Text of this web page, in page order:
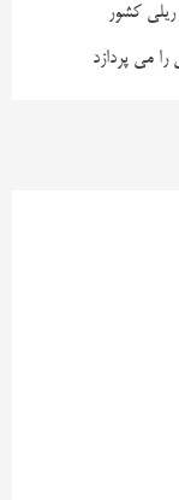
کشور
می پردازد